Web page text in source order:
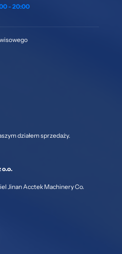
- 20:00
działem sprzedaży.
o.o.
Jinan Acctek Machinery Co.